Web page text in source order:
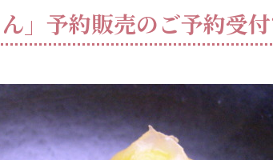
」予約販売のご予約受